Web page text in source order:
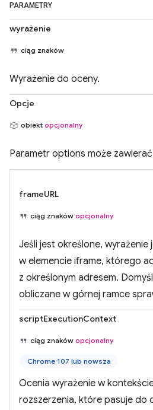
PARAMETRY
wyrażenie
ciąg znaków
Wyrażenie do oceny.
Opcje
obiekt opcjonalny
Parametr options może
frameURL
ciąg znaków opcjonalny
Jeśli jest określone, wyrażenie
w elemencie iframe, którego
z określonym adresem.
obliczane w górnej ramce
scriptExecutionContext
ciąg znaków opcjonalny
Chrome 107 lub nowsza
Ocenia wyrażenie w
rozszerzenia, które pasuje do